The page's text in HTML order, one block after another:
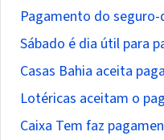
Pagamento do
Sábado é dia útil para
Casas Bahia aceita
Lotéricas aceitam o
Caixa Tem faz